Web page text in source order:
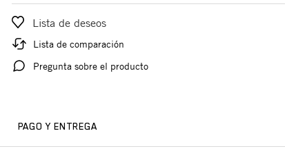
Lista de deseos
Lista de comparación
Pregunta sobre el producto
PAGO Y ENTREGA